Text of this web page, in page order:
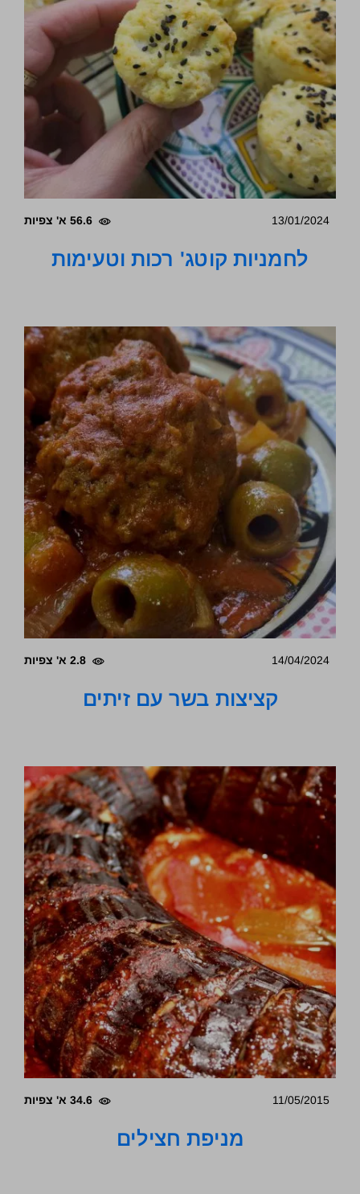
13/01/2024 56.6 א' צפיות
לחמניות קוטג' רכות וטעימות
14/04/2024 2.8 א' צפיות
קציצות בשר עם זיתים
11/05/2015 34.6 א' צפיות
מניפת חצילים